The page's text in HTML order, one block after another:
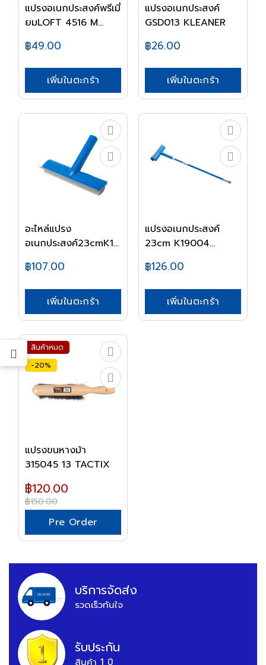
แปรงอเนกประสงค์พรีเมี่
ยมLOFT 4516 M...
฿49.00
เพิ่มในตะกร้า
แปรงอเนกประสงค์
GSD013 KLEANER
฿26.00
เพิ่มในตะกร้า
อะไหล่แปรง
อเนกประสงค์23cmK19005
฿107.00
เพิ่มในตะกร้า
แปรงอเนกประสงค์
23cm K19004
฿126.00
เพิ่มในตะกร้า
สินค้าหมด
-20%
แปรงขนหางม้า
315045 13 TACTIX
฿120.00
฿150.00
Pre Order
บริการจัดส่ง
รวดเร็วทันใจ
รับประกัน
สินค้า 1 ปี